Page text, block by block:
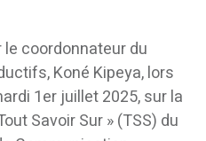
le coordonnateur du
Koné Kipeya, lors
1er juillet 2025, sur la
Savoir Sur » (TSS) du